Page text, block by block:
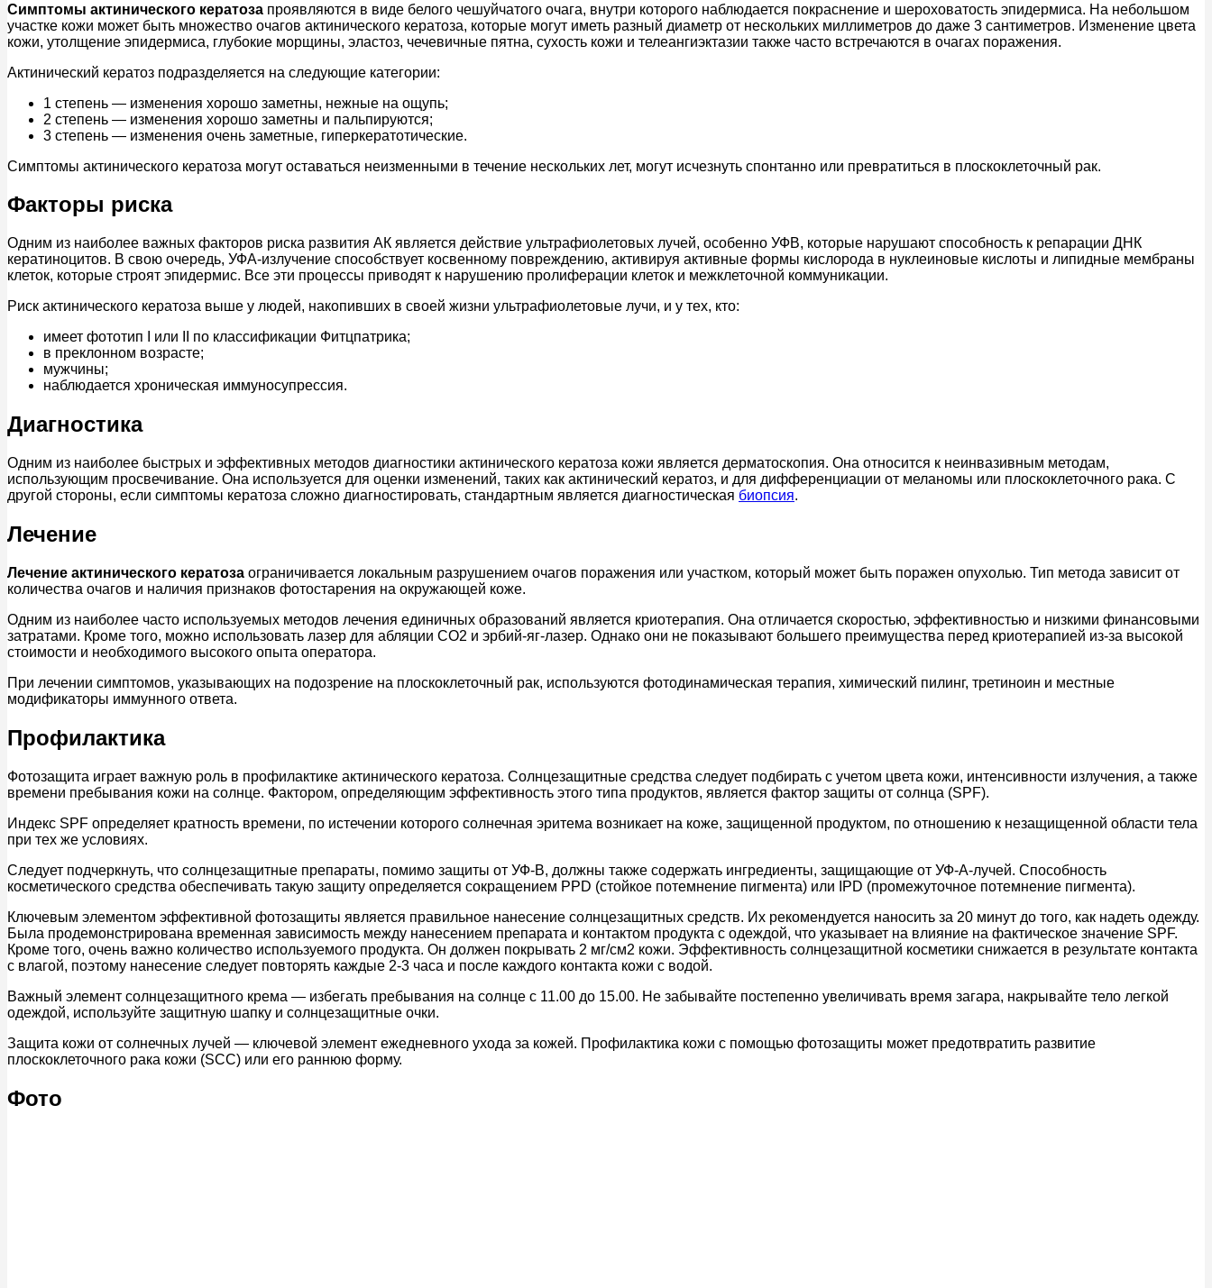
Симптомы актинического кератоза проявляются в виде белого чешуйчатого очага, внутри которого наблюдается покраснение и шероховатость эпидермиса. На небольшом
участке кожи может быть множество очагов актинического кератоза, которые могут иметь разный диаметр от нескольких миллиметров до даже 3 сантиметров. Изменение цвета
кожи, утолщение эпидермиса, глубокие морщины, эластоз, чечевичные пятна, сухость кожи и телеангиэктазии также часто встречаются в очагах поражения.
Актинический кератоз подразделяется на следующие категории:
1 степень — изменения хорошо заметны, нежные на ощупь;
2 степень — изменения хорошо заметны и пальпируются;
3 степень — изменения очень заметные, гиперкератотические.
Симптомы актинического кератоза могут оставаться неизменными в течение нескольких лет, могут исчезнуть спонтанно или превратиться в плоскоклеточный рак.
Факторы риска
Одним из наиболее важных факторов риска развития АК является действие ультрафиолетовых лучей, особенно УФВ, которые нарушают способность к репарации ДНК
кератиноцитов. В свою очередь, УФА-излучение способствует косвенному повреждению, активируя активные формы кислорода в нуклеиновые кислоты и липидные мембраны
клеток, которые строят эпидермис. Все эти процессы приводят к нарушению пролиферации клеток и межклеточной коммуникации.
Риск актинического кератоза выше у людей, накопивших в своей жизни ультрафиолетовые лучи, и у тех, кто:
имеет фототип I или II по классификации Фитцпатрика;
в преклонном возрасте;
мужчины;
наблюдается хроническая иммуносупрессия.
Диагностика
Одним из наиболее быстрых и эффективных методов диагностики актинического кератоза кожи является дерматоскопия. Она относится к неинвазивным методам,
использующим просвечивание. Она используется для оценки изменений, таких как актинический кератоз, и для дифференциации от меланомы или плоскоклеточного рака. С
другой стороны, если симптомы кератоза сложно диагностировать, стандартным является диагностическая биопсия.
Лечение
Лечение актинического кератоза ограничивается локальным разрушением очагов поражения или участком, который может быть поражен опухолью. Тип метода зависит от
количества очагов и наличия признаков фотостарения на окружающей коже.
Одним из наиболее часто используемых методов лечения единичных образований является криотерапия. Она отличается скоростью, эффективностью и низкими финансовыми
затратами. Кроме того, можно использовать лазер для абляции CO2 и эрбий-яг-лазер. Однако они не показывают большего преимущества перед криотерапией из-за высокой
стоимости и необходимого высокого опыта оператора.
При лечении симптомов, указывающих на подозрение на плоскоклеточный рак, используются фотодинамическая терапия, химический пилинг, третиноин и местные
модификаторы иммунного ответа.
Профилактика
Фотозащита играет важную роль в профилактике актинического кератоза. Солнцезащитные средства следует подбирать с учетом цвета кожи, интенсивности излучения, а также
времени пребывания кожи на солнце. Фактором, определяющим эффективность этого типа продуктов, является фактор защиты от солнца (SPF).
Индекс SPF определяет кратность времени, по истечении которого солнечная эритема возникает на коже, защищенной продуктом, по отношению к незащищенной области тела
при тех же условиях.
Следует подчеркнуть, что солнцезащитные препараты, помимо защиты от УФ-В, должны также содержать ингредиенты, защищающие от УФ-А-лучей. Способность
косметического средства обеспечивать такую защиту определяется сокращением PPD (стойкое потемнение пигмента) или IPD (промежуточное потемнение пигмента).
Ключевым элементом эффективной фотозащиты является правильное нанесение солнцезащитных средств. Их рекомендуется наносить за 20 минут до того, как надеть одежду.
Была продемонстрирована временная зависимость между нанесением препарата и контактом продукта с одеждой, что указывает на влияние на фактическое значение SPF.
Кроме того, очень важно количество используемого продукта. Он должен покрывать 2 мг/см2 кожи. Эффективность солнцезащитной косметики снижается в результате контакта
с влагой, поэтому нанесение следует повторять каждые 2-3 часа и после каждого контакта кожи с водой.
Важный элемент солнцезащитного крема — избегать пребывания на солнце с 11.00 до 15.00. Не забывайте постепенно увеличивать время загара, накрывайте тело легкой
одеждой, используйте защитную шапку и солнцезащитные очки.
Защита кожи от солнечных лучей — ключевой элемент ежедневного ухода за кожей. Профилактика кожи с помощью фотозащиты может предотвратить развитие
плоскоклеточного рака кожи (SCC) или его раннюю форму.
Фото